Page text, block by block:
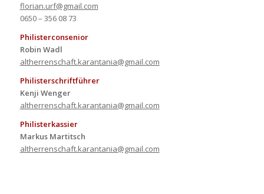
florian.urf@gmail.com
0650 – 356 08 73
Philisterconsenior
Robin Wadl
altherrenschaft.karantania@gmail.com
Philisterschriftführer
Kenji Wenger
altherrenschaft.karantania@gmail.com
Philisterkassier
Markus Martitsch
altherrenschaft.karantania@gmail.com